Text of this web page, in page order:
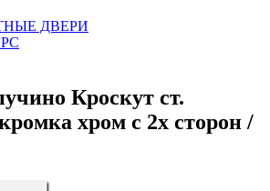
ДВЕРИ
Кроскут ст.
хром с 2х сторон /